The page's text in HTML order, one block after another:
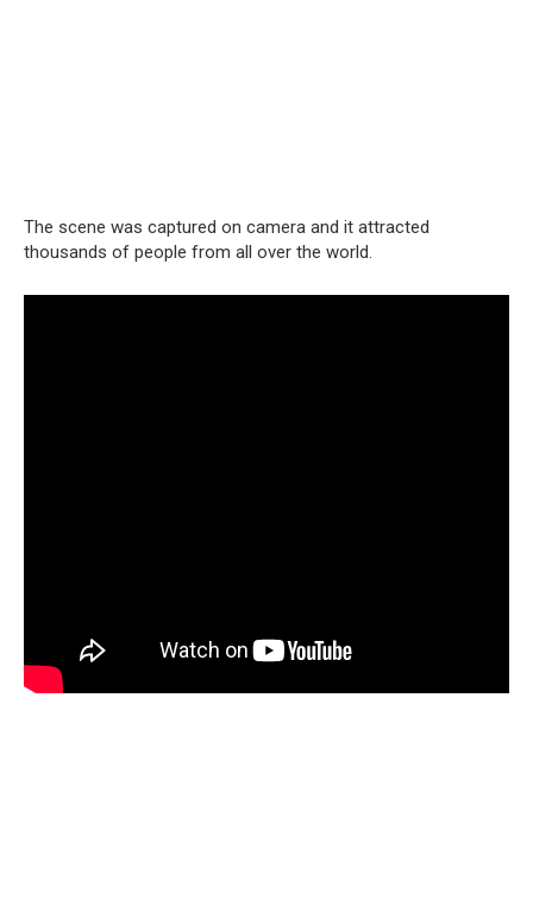
The scene was captured on camera and it attracted
thousands of people from all over the world.